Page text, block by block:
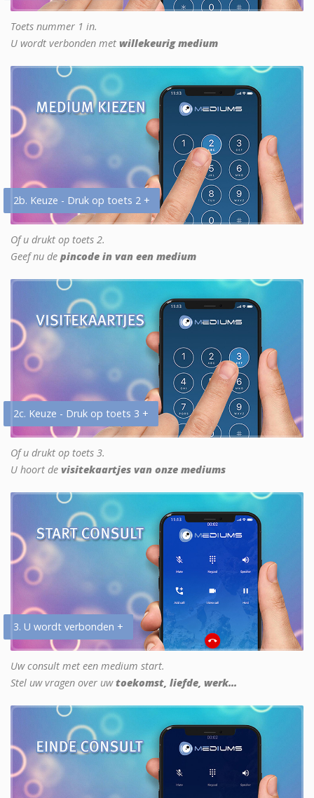
Toets nummer 1 in.
U wordt verbonden met willekeurig medium
2b. Keuze - Druk op toets 2 +
Of u drukt op toets 2.
Geef nu de pincode in van een medium
2c. Keuze - Druk op toets 3 +
Of u drukt op toets 3.
U hoort de visitekaartjes van onze mediums
3. U wordt verbonden +
Uw consult met een medium start.
Stel uw vragen over uwtoekomst, liefde, werk...